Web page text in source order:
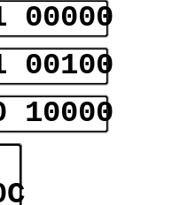
00000
00100
10000